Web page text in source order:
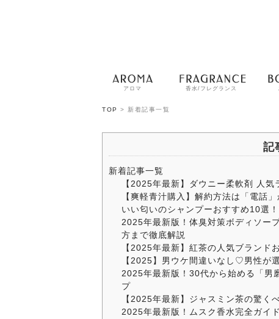
アロマ 香水/フレグランス
TOP > 新着記事一覧
記
新着記事一覧
【2025年最新】ダウニー柔軟剤 人
【爽軽青汁購入】解約方法は「電話
いい匂いのシャンプーおすすめ10選
2025年最新版！体臭対策ボディソー
方まで徹底解説
【2025年最新】紅茶の人気ブランド
【2025】男ウケ間違いなし♡男性が
2025年最新版！30代から始める「男
プ
【2025年最新】ジャスミン茶の驚く
2025年最新版！ムスク香水完全ガイ